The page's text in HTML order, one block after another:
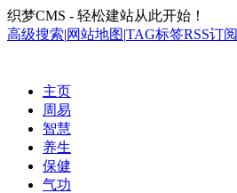
织梦CMS - 轻松建站从此开始！
高级搜索|网站地图|TAG标签RSS订阅
主页
周易
智慧
养生
保健
气功